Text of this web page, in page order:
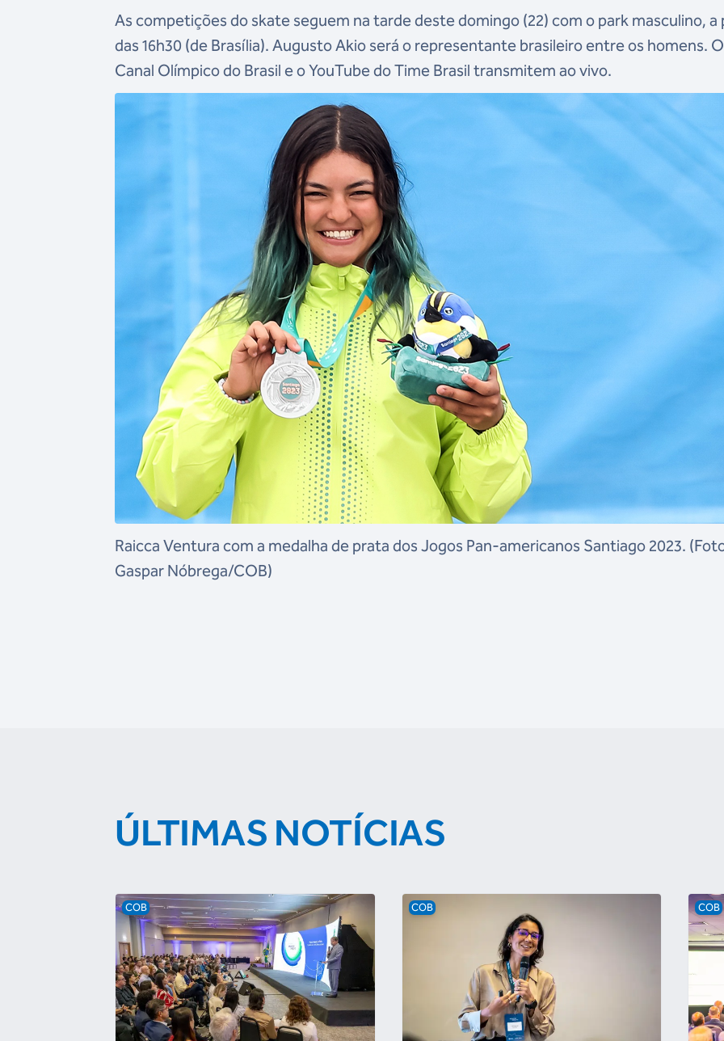
As competições do skate seguem na tarde deste domingo (22) com o park masculino, a
das 16h30 (de Brasília). Augusto Akio será o representante brasileiro entre os homens. O
Canal Olímpico do Brasil e o YouTube do Time Brasil transmitem ao vivo.
Raicca Ventura com a medalha de prata dos Jogos Pan-americanos Santiago 2023.
Gaspar Nóbrega/COB)
ÚLTIMAS NOTÍCIAS
COB COB COB